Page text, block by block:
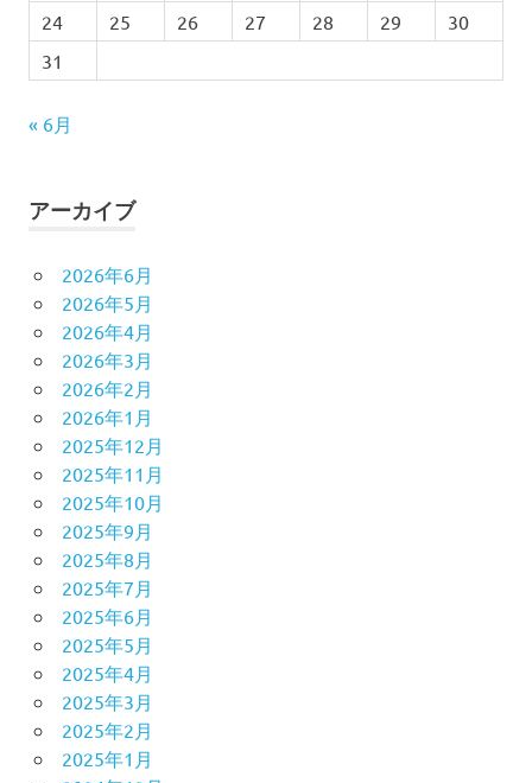
24
25 26 27 28 29
30
31
« 6月
アーカイブ
2026年6月
2026年5月
2026年4月
2026年3月
2026年2月
2026年1月
2025年12月
2025年11月
2025年10月
2025年9月
2025年8月
2025年7月
2025年6月
2025年5月
2025年4月
2025年3月
2025年2月
2025年1月